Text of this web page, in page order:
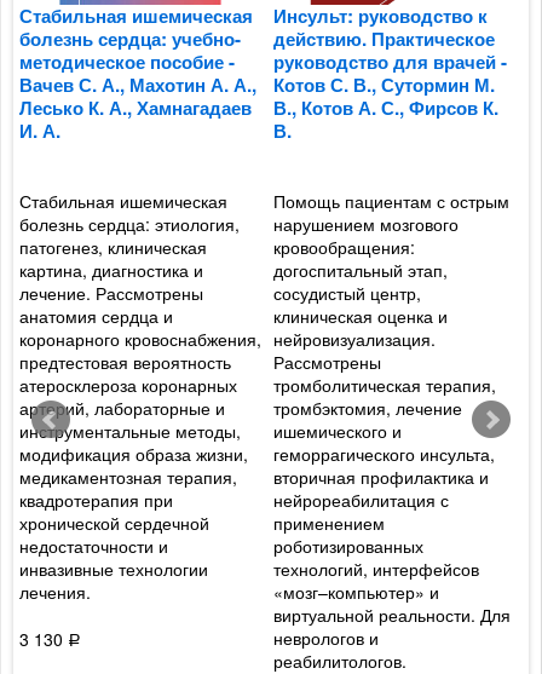
Стабильная ишемическая
болезнь сердца: учебно-
методическое пособие -
Вачев С. А., Махотин А. А.,
Лесько К. А., Хамнагадаев
И. А.
Стабильная ишемическая
болезнь сердца: этиология,
патогенез, клиническая
картина, диагностика и
лечение. Рассмотрены
анатомия сердца и
коронарного кровоснабжения,
предтестовая вероятность
атеросклероза коронарных
артерий, лабораторные и
инструментальные методы,
модификация образа жизни,
медикаментозная терапия,
квадротерапия при
хронической сердечной
недостаточности и
инвазивные технологии
лечения.
3 130 Р
Инсульт: руководство к
действию. Практическое
руководство для врачей -
Котов С. В., Сутормин М.
В., Котов А. С., Фирсов К.
В.
Помощь пациентам с острым
нарушением мозгового
кровообращения:
догоспитальный этап,
сосудистый центр,
клиническая оценка и
нейровизуализация.
Рассмотрены
тромболитическая терапия,
тромбэктомия, лечение
ишемического и
геморрагического инсульта,
вторичная профилактика и
нейрореабилитация с
применением
роботизированных
технологий, интерфейсов
«мозг–компьютер» и
виртуальной реальности. Для
неврологов и
реабилитологов.